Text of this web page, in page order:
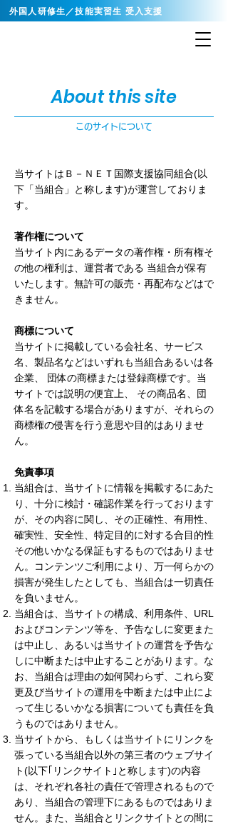
外国人研修生／技能実習生 受入支援
About this site
このサイトについて
当サイトはＢ－ＮＥＴ国際支援協同組合(以
下「当組合」と称します)が運営しておりま
す。
著作権について
当サイト内にあるデータの著作権・所有権そ
の他の権利は、運営者である 当組合が保有
いたします。無許可の販売・再配布などはで
きません。
商標について
当サイトに掲載している会社名、サービス
名、製品名などはいずれも当組合あるいは各
企業、 団体の商標または登録商標です。当
サイトでは説明の便宜上、 その商品名、団
体名を記載する場合がありますが、それらの
商標権の侵害を行う意思や目的はありませ
ん。
免責事項
当組合は、当サイトに情報を掲載するにあた
り、十分に検討・確認作業を行っております
が、その内容に関し、その正確性、有用性、
確実性、安全性、特定目的に対する合目的性
その他いかなる保証もするものではありませ
ん。コンテンツご利用により、万一何らかの
損害が発生したとしても、当組合は一切責任
を負いません。
当組合は、当サイトの構成、利用条件、URL
およびコンテンツ等を、予告なしに変更また
は中止し、あるいは当サイトの運営を予告な
しに中断または中止することがあります。な
お、当組合は理由の如何関わらず、これら変
更及び当サイトの運用を中断または中止によ
って生じるいかなる損害についても責任を負
うものではありません。
当サイトから、もしくは当サイトにリンクを
張っている当組合以外の第三者のウェブサイ
ト(以下｢リンクサイト｣と称します)の内容
は、それぞれ各社の責任で管理されるもので
あり、当組合の管理下にあるものではありま
せん。また、当組合とリンクサイトとの間に